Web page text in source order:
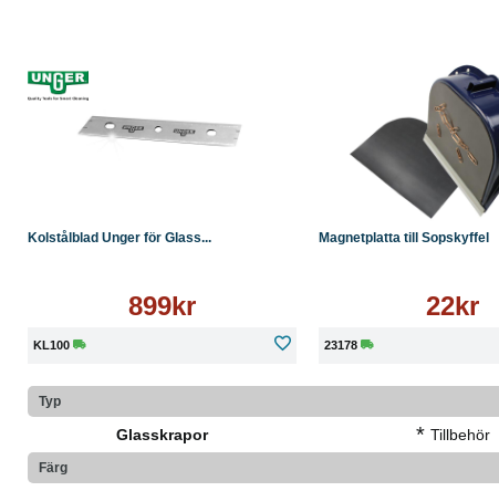
Kolstålblad Unger för Glass...
899kr
KL100
Magnetplatta till Sopskyffel
22kr
23178
Köp
Typ
Glasskrapor * Tillbehör
Färg